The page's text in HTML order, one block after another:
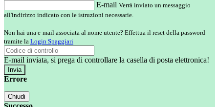
E-mail Verrà inviato un messaggio
all'indirizzo indicato con le istruzioni necessarie.
Non hai una e-mail associata al nome utente? Effettua il reset della password
tramite la Login Spaggiari
E-mail inviata, si prega di controllare la casella di posta elettronica!
Errore
Chiudi